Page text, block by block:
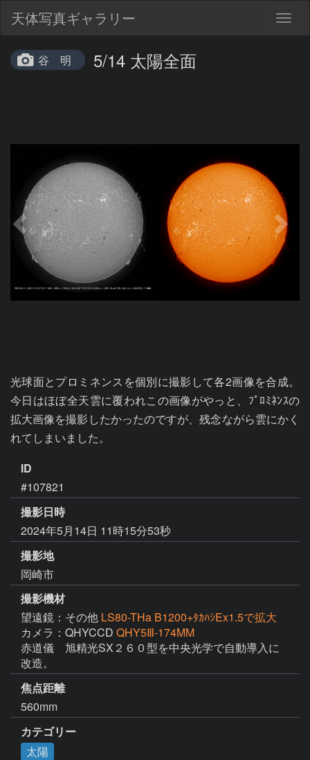
天体写真ギャラリー
谷 明 5/14 太陽全面
光球面とプロミネンスを個別に撮影して各2画像を合成。
今日はほぼ全天雲に覆われこの画像がやっと、ﾌﾟﾛﾐﾈﾝｽの
拡大画像を撮影したかったのですが、残念ながら雲にかく
れてしまいました。
ID
#107821
撮影日時
2024年5月14日 11時15分53秒
撮影地
岡崎市
撮影機材
望遠鏡：その他 LS80-THa B1200+ﾀｶﾊｼEx1.5で拡大
カメラ：QHYCCD QHY5Ⅲ-174MM
赤道儀　旭精光SX２６０型を中央光学で自動導入に
改造。
焦点距離
560mm
カテゴリー
太陽